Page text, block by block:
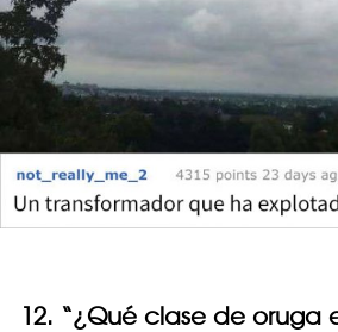
12. “¿Qué clase de oruga